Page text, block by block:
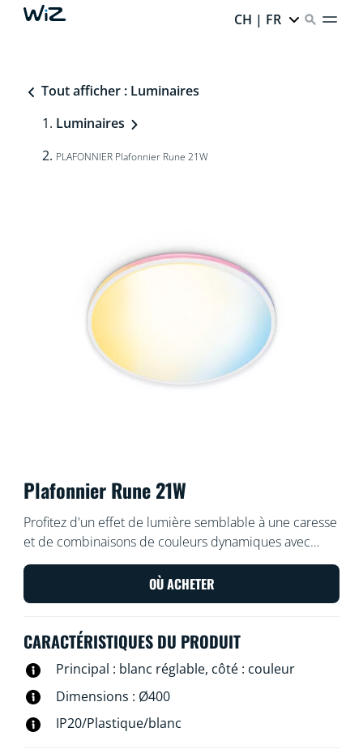
CH | FR
Tout afficher : Luminaires
Luminaires
PLAFONNIER Plafonnier Rune 21W
Plafonnier Rune 21W
Profitez d'un effet de lumière semblable à une caresse
et de combinaisons de couleurs dynamiques avec
l'éclairage dual zone du plafonnier à LED Rune. Créez
des scènes personnalisées en utilisant sa zone centrale
pour diffuser une lumière d'ambiance allant du blanc
multicolore, pour une surprise agréable à chaque fois.
OÙ ACHETER
CARACTÉRISTIQUES DU PRODUIT
Principal : blanc réglable, côté : couleur
Dimensions : Ø400
IP20/Plastique/blanc